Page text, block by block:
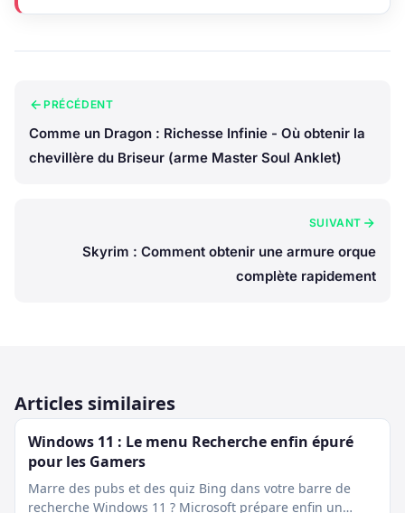
PRÉCÉDENT
Comme un Dragon : Richesse Infinie - Où obtenir la
chevillère du Briseur (arme Master Soul Anklet)
SUIVANT
Skyrim : Comment obtenir une armure orque
complète rapidement
Articles similaires
Windows 11 : Le menu Recherche enfin épuré
pour les Gamers
Marre des pubs et des quiz Bing dans votre barre de
recherche Windows 11 ? Microsoft prépare enfin un